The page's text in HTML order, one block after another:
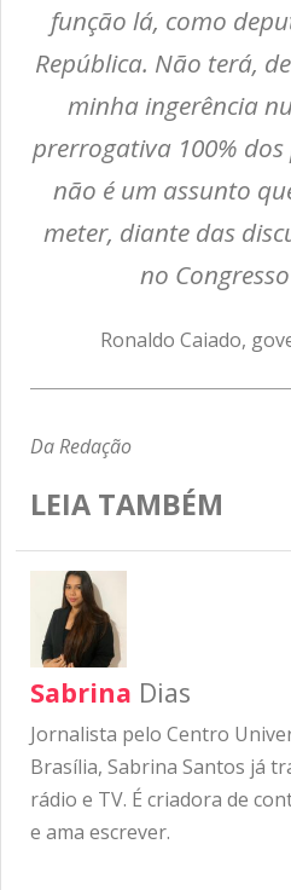
função lá, como
República. Não terá,
minha ingerência
prerrogativa 100%
não é um assunto
meter, diante das
no
Ronaldo Caiado,
Da Redação
LEIA TAMBÉM
Sabrina Dias
Jornalista pelo Centro
Brasília, Sabrina Santos já
rádio e TV. É criadora de
e ama escrever.